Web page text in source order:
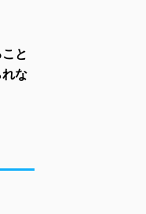
と
な